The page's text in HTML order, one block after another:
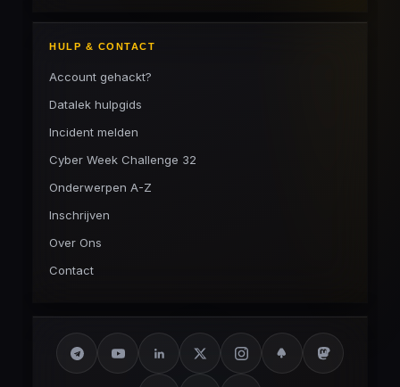
HULP & CONTACT
Account gehackt?
Datalek hulpgids
Incident melden
Cyber Week Challenge 32
Onderwerpen A-Z
Inschrijven
Over Ons
Contact